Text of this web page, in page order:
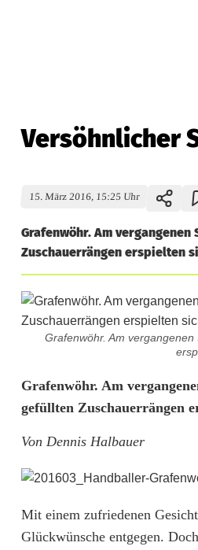
Versöhnlicher
15. März 2016, 15:25 Uhr
Grafenwöhr. Am
Zuschauerrängen erspielten
Grafenwöhr. Am
V
e
r
s
ö
h
Grafenwöhr. Am
gefüllten Zuschauerrängen
Von Dennis Halbauer
Mit einem zufriedenen
Glückwünsche entgegen.